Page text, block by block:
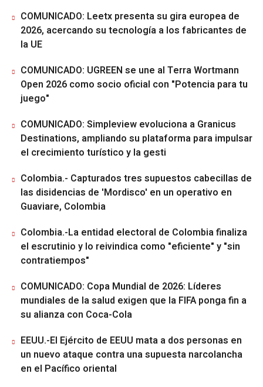
COMUNICADO: Leetx presenta su gira europea de
2026, acercando su tecnología a los fabricantes de
la UE
COMUNICADO: UGREEN se une al Terra Wortmann
Open 2026 como socio oficial con "Potencia para tu
juego"
COMUNICADO: Simpleview evoluciona a Granicus
Destinations, ampliando su plataforma para impulsar
el crecimiento turístico y la gesti
Colombia.- Capturados tres supuestos cabecillas de
las disidencias de 'Mordisco' en un operativo en
Guaviare, Colombia
Colombia.-La entidad electoral de Colombia finaliza
el escrutinio y lo reivindica como "eficiente" y "sin
contratiempos"
COMUNICADO: Copa Mundial de 2026: Líderes
mundiales de la salud exigen que la FIFA ponga fin a
su alianza con Coca-Cola
EEUU.-El Ejército de EEUU mata a dos personas en
un nuevo ataque contra una supuesta narcolancha
en el Pacífico oriental